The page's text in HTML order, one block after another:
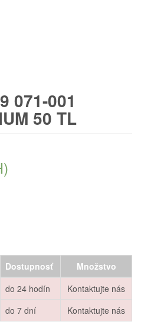
071-001
50 TL
Dostupnosť
Množstvo
do 24 hodín
Kontaktujte nás
do 7 dní Kontaktujte nás